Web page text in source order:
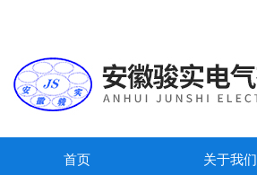
首页 关于我们